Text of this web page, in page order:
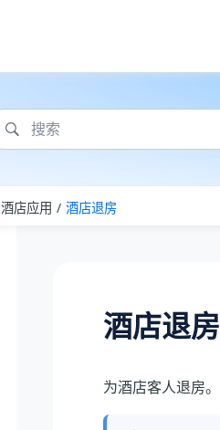
酒店应用 酒店退房
酒店退房
为酒店客人退房。